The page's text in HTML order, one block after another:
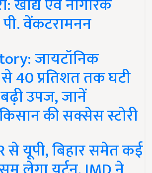
पी. वेंकटरामनन
जायटॉनिक
40 प्रतिशत तक घटी
उपज, जानें
की सक्सेस स्टोरी
से यूपी, बिहार समेत कई